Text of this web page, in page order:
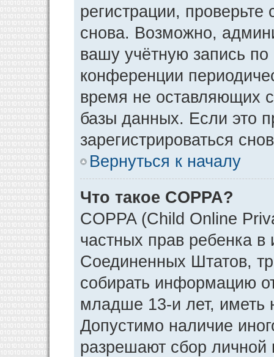
регистрации,
снова. Возможно,
вашу учётную запись
конференции
время не оставляющих
базы данных. Если это
зарегистрироваться
Вернуться к началу
Что такое COPPA?
COPPA (Child Online
частных прав ребенка в
Соединенных Штатов,
собирать информацию
младше 13-и лет, иметь
Допустимо наличие
разрешают сбор